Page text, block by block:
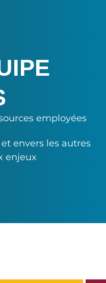
employées
et envers les autres
enjeux